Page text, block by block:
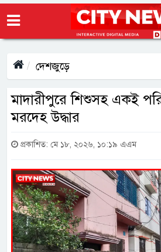
দেশজুড়ে
মাদারীপুরে শিশুসহ একই
মরদেহ উদ্ধার
প্রকাশিত: মে ১৮, ২০২৬, ১০:১৯ এএম